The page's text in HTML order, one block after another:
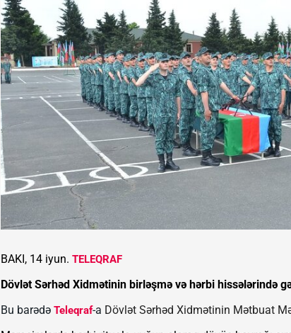
BAKI, 14 iyun. TELEQRAF
Dövlət Sərhəd Xidmətinin birləşmə və hərbi hissələrində
Bu barədə Teleqraf-a Dövlət Sərhəd Xidmətinin Mətbuat